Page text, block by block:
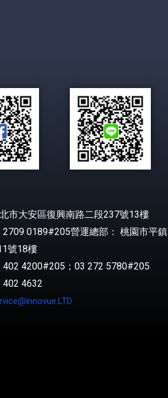
市大安區復興南路二段237號13樓
營運總部： 桃園市平鎮
號18樓
；03 272 5780#205
402 4632